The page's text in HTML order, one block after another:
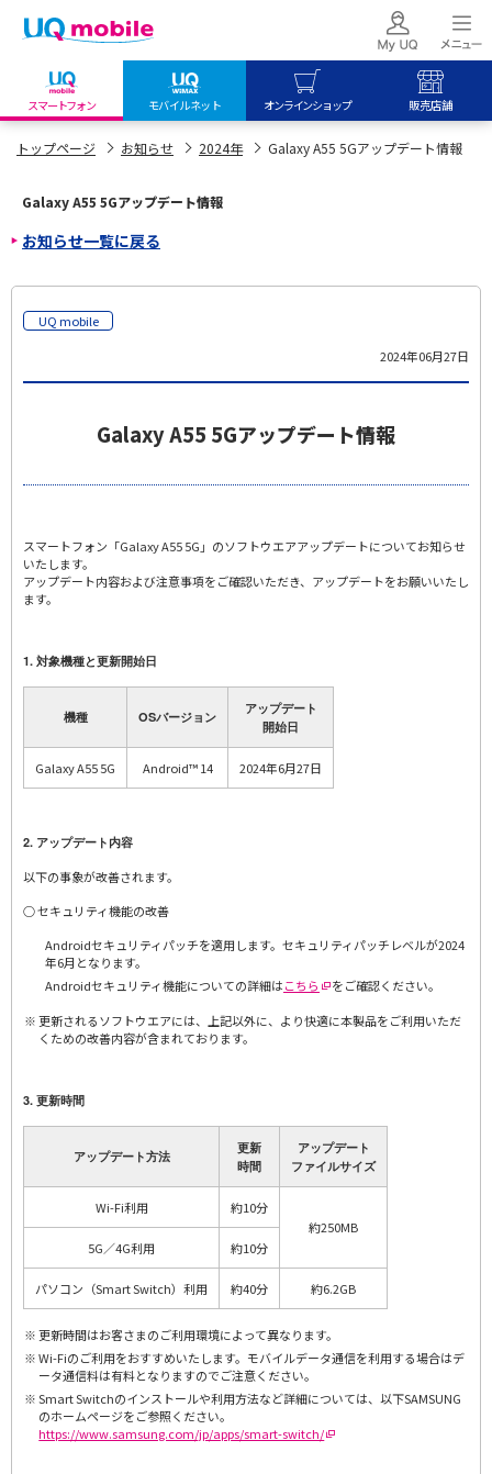
スマートフォン モバイルネット オンラインショップ 販売店舗
my UQ WiMAX
My UQ mobile
UQ mobile ご契約の方
UQ mobile
データチャージサイト
UQ mobile
UQ WiMAX
オンラインショップ
UQ mobile
UQ WiMAX
販売店舗
トップページ お知らせ 2024年 Galaxy A55 5Gアップデート情報
Galaxy A55 5Gアップデート情報
お知らせ一覧に戻る
UQ mobile
2024年06月27日
Galaxy A55 5Gアップデート情報
スマートフォン「Galaxy A55 5G」のソフトウエアアップデートについてお知らせ
いたします。
アップデート内容および注意事項をご確認いただき、アップデートをお願いいたし
ます。
1. 対象機種と更新開始日
機種 OSバージョン
アップデート
開始日
Galaxy A55 5G Android™ 14 2024年6月27日
2. アップデート内容
以下の事象が改善されます。
○ セキュリティ機能の改善
Androidセキュリティパッチを適用します。セキュリティパッチレベルが2024
年6月となります。
Androidセキュリティ機能についての詳細はこちら
をご確認ください。
更新されるソフトウエアには、上記以外に、より快適に本製品をご利用いただ
くための改善内容が含まれております。
3. 更新時間
アップデート方法
更新
時間
アップデート
ファイルサイズ
Wi-Fi利用
約10分
約250MB
5G／4G利用
約10分
パソコン（Smart Switch）利用 約40分 約6.2GB
更新時間はお客さまのご利用環境によって異なります。
Wi-Fiのご利用をおすすめいたします。モバイルデータ通信を利用する場合はデ
ータ通信料は有料となりますのでご注意ください。
Smart Switchのインストールや利用方法など詳細については、以下SAMSUNG
のホームページをご参照ください。
https://www.samsung.com/jp/apps/smart-switch/